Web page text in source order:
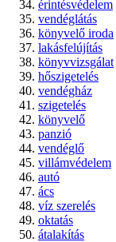
érintésvédelem
vendéglátás
könyvelő iroda
lakásfelújítás
könyvvizsgálat
hőszigetelés
vendégház
szigetelés
könyvelő
panzió
vendéglő
villámvédelem
autó
ács
víz szerelés
oktatás
átalakítás